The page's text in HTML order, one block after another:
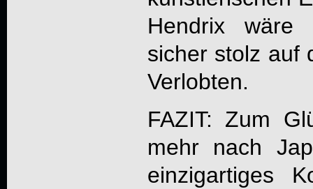
Hendrix wäre
sicher stolz auf
Verlobten.
FAZIT: Zum
mehr nach
einzigartiges